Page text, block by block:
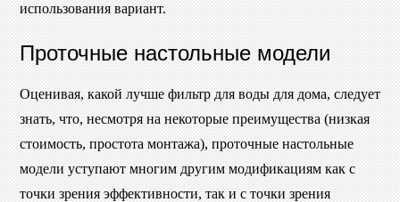
использования вариант.
Проточные настольные модели
Оценивая, какой лучше фильтр для воды для дома, следует
знать, что, несмотря на некоторые преимущества (низкая
стоимость, простота монтажа), проточные настольные
модели уступают многим другим модификациям как с
точки зрения эффективности, так и с точки зрения